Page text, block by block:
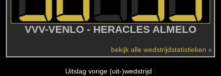
VVV-VENLO - HERACLES ALMELO
bekijk alle wedstrijdstatistieken »
Uitslag vorige (uit-)wedstrijd :